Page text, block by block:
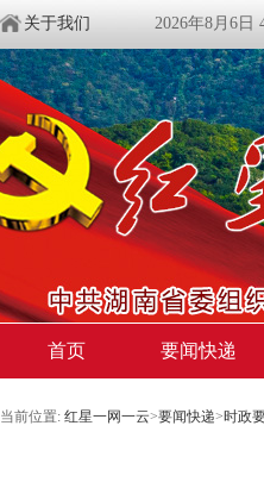
关于我们 2026年8月6日
首页 要闻快递
当前位置: 红星一网一云>要闻快递>时政